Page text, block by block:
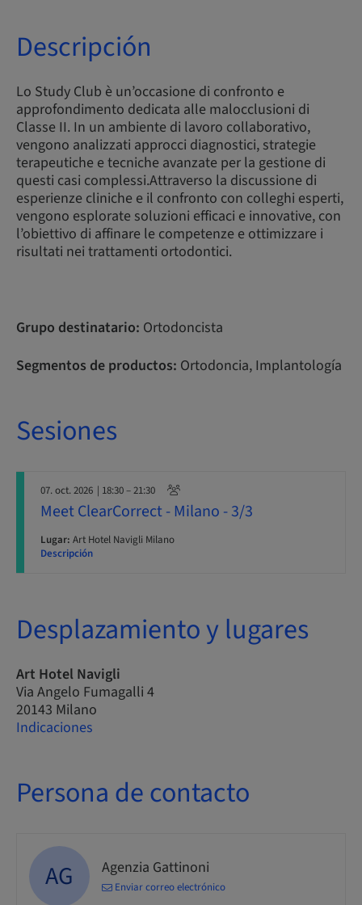
Descripción
Lo Study Club è un’occasione di confronto e
approfondimento dedicata alle malocclusioni di
Classe II. In un ambiente di lavoro collaborativo,
vengono analizzati approcci diagnostici, strategie
terapeutiche e tecniche avanzate per la gestione di
questi casi complessi.Attraverso la discussione di
esperienze cliniche e il confronto con colleghi esperti,
vengono esplorate soluzioni efficaci e innovative, con
l’obiettivo di affinare le competenze e ottimizzare i
risultati nei trattamenti ortodontici.
Grupo destinatario: Ortodoncista
Segmentos de productos: Ortodoncia, Implantología
Sesiones
07. oct. 2026 | 18:30 – 21:30
Meet ClearCorrect - Milano - 3/3
Lugar: Art Hotel Navigli Milano
Descripción
Desplazamiento y lugares
Art Hotel Navigli
Via Angelo Fumagalli 4
20143 Milano
Indicaciones
Persona de contacto
AG Agenzia Gattinoni
Enviar correo electrónico